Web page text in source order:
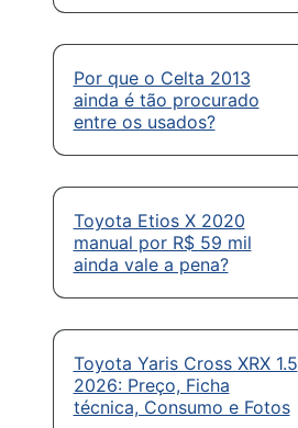
Por que o Celta 2013
ainda é tão procurado
entre os usados?
Toyota Etios X 2020
manual por R$ 59 mil
ainda vale a pena?
Toyota Yaris Cross XRX 1.5
2026: Preço, Ficha
técnica, Consumo e Fotos